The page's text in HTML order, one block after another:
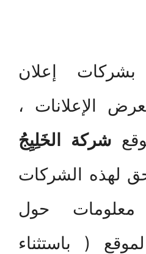
إعلان
الإعلانات ،
شركة الخَلِيِجُ
لهذه الشركات
حول
( باستثناء